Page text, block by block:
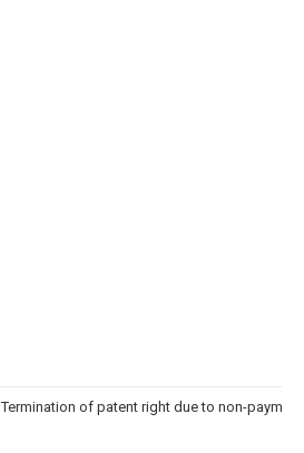
Termination of patent right due to non-